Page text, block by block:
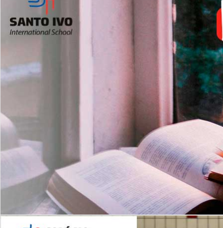
Leituras Literárias
es
Com imersão Bilingue - Anos
Finais
6º AO 9º ANO FUNDAMENTAL
Inglês: Turmas Reduzidas
(Proficiência)